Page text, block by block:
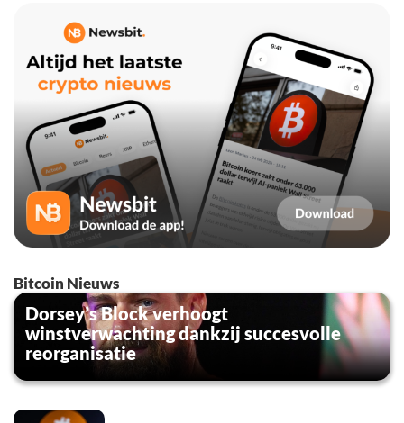
Bitcoin Nieuws
Dorsey’s Block verhoogt
winstverwachting dankzij succesvolle
reorganisatie